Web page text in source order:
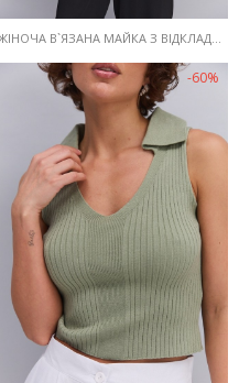
ЖІНОЧА В`ЯЗАНА МАЙКА З ВІДКЛАДНИМ КОМІРОМ ГІРЧИЧНА
-60%